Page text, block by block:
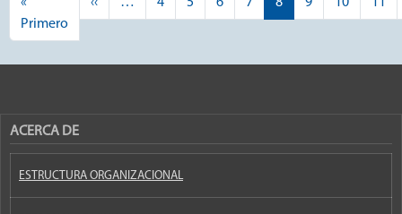
PrimeroPrimera página
ACERCA DE
ESTRUCTURA ORGANIZACIONAL